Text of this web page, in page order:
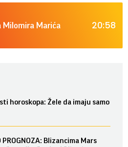
Milomira Marića 20:58
horoskopa: Žele da imaju samo
PROGNOZA: Blizancima Mars